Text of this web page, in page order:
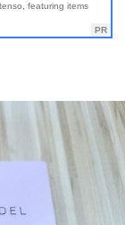
featuring items